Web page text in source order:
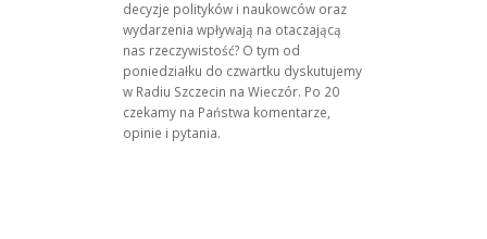
decyzje polityków i naukowców oraz
wydarzenia wpływają na otaczającą
nas rzeczywistość? O tym od
poniedziałku do czwartku dyskutujemy
w Radiu Szczecin na Wieczór. Po 20
czekamy na Państwa komentarze,
opinie i pytania.